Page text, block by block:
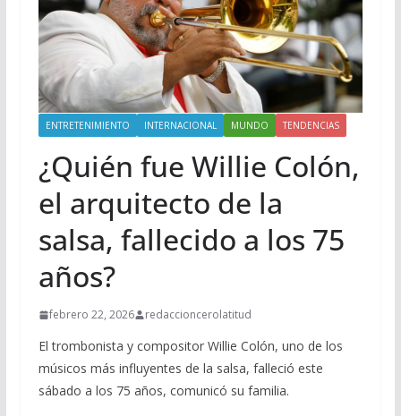
ENTRETENIMIENTO INTERNACIONAL MUNDO TENDENCIAS
¿Quién fue Willie Colón,
el arquitecto de la
salsa, fallecido a los 75
años?
febrero 22, 2026 redaccioncerolatitud
El trombonista y compositor Willie Colón, uno de los
músicos más influyentes de la salsa, falleció este
sábado a los 75 años, comunicó su familia.